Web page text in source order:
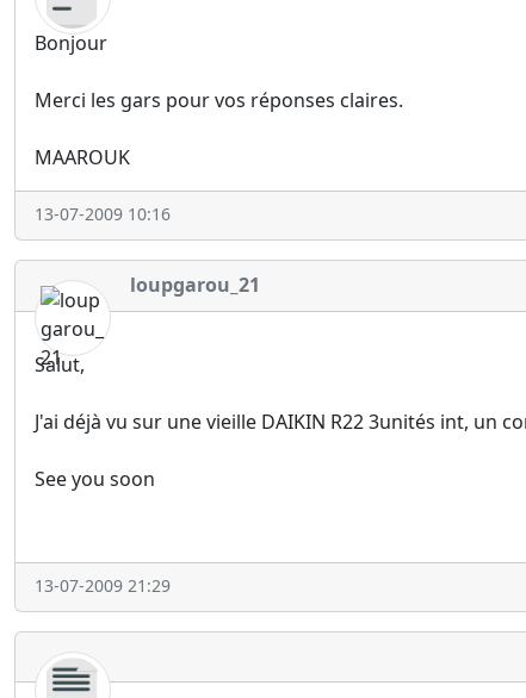
Bonjour
Merci les gars pour vos réponses claires.
MAAROUK
13-07-2009 10:16
loupgarou_21
Salut,
J'ai déjà vu sur une vieille DAIKIN R22 3unités int, un
See you soon
13-07-2009 21:29